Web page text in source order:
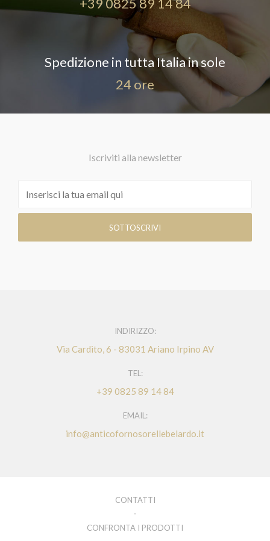
+39 0825 89 14 84
Spedizione in tutta Italia in sole
24 ore
Iscriviti alla newsletter
INDIRIZZO:
Via Cardito, 6 - 83031 Ariano Irpino AV
TEL:
+39 0825 89 14 84
EMAIL:
info@anticofornosorellebelardo.it
CONTATTI
CONFRONTA I PRODOTTI